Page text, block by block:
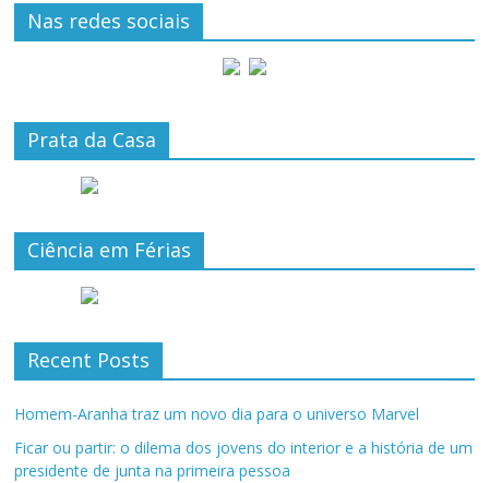
Nas redes sociais
Prata da Casa
Ciência em Férias
Recent Posts
Homem-Aranha traz um novo dia para o universo Marvel
Ficar ou partir: o dilema dos jovens do interior e a história de um
presidente de junta na primeira pessoa